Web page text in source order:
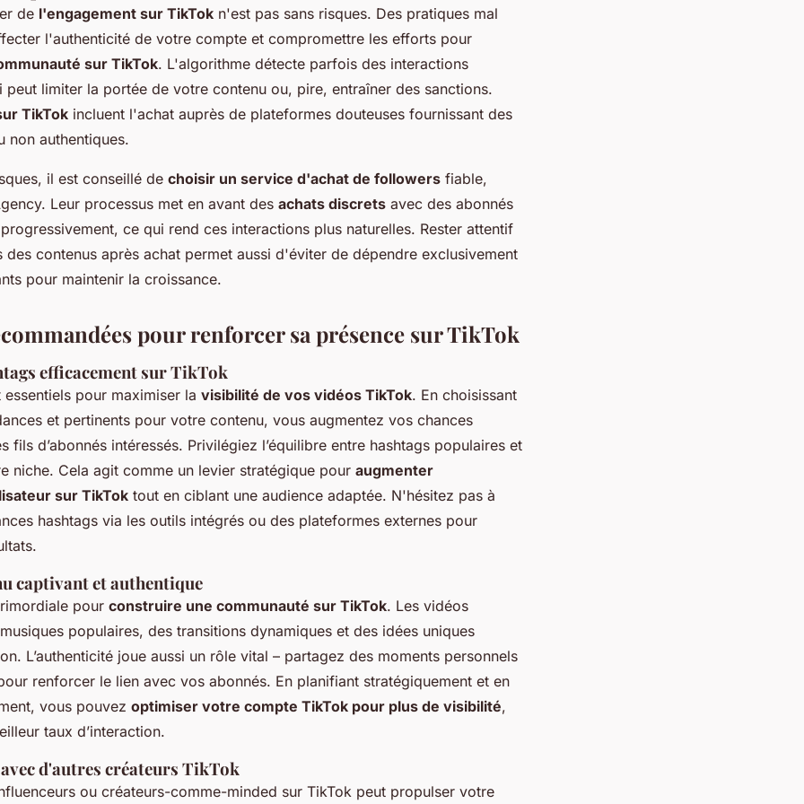
de l'engagement sur TikTok n'est pas sans risques. Des pratiques mal
l'authenticité de votre compte et compromettre les efforts pour
sur TikTok. L'algorithme détecte parfois des interactions
limiter la portée de votre contenu ou, pire, entraîner des sanctions.
TikTok incluent l'achat auprès de plateformes douteuses fournissant des
non authentiques.
il est conseillé de choisir un service d'achat de followers fiable,
Leur processus met en avant des achats discrets avec des abonnés
ce qui rend ces interactions plus naturelles. Rester attentif
des contenus après achat permet aussi d'éviter de dépendre exclusivement
pour maintenir la croissance.
pour renforcer sa présence sur TikTok
efficacement sur TikTok
essentiels pour maximiser la visibilité de vos vidéos TikTok. En choisissant
et pertinents pour votre contenu, vous augmentez vos chances
fils d’abonnés intéressés. Privilégiez l’équilibre entre hashtags populaires et
niche. Cela agit comme un levier stratégique pour augmenter
sur TikTok tout en ciblant une audience adaptée. N'hésitez pas à
hashtags via les outils intégrés ou des plateformes externes pour
captivant et authentique
pour construire une communauté sur TikTok. Les vidéos
populaires, des transitions dynamiques et des idées uniques
L’authenticité joue aussi un rôle vital – partagez des moments personnels
renforcer le lien avec vos abonnés. En planifiant stratégiquement et en
vous pouvez optimiser votre compte TikTok pour plus de visibilité,
taux d’interaction.
d'autres créateurs TikTok
ou créateurs-comme-minded sur TikTok peut propulser votre